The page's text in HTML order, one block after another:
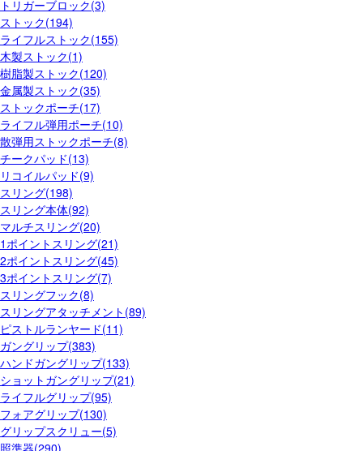
トリガーブロック(3)
ストック(194)
ライフルストック(155)
木製ストック(1)
樹脂製ストック(120)
金属製ストック(35)
ストックポーチ(17)
ライフル弾用ポーチ(10)
散弾用ストックポーチ(8)
チークパッド(13)
リコイルパッド(9)
スリング(198)
スリング本体(92)
マルチスリング(20)
1ポイントスリング(21)
2ポイントスリング(45)
3ポイントスリング(7)
スリングフック(8)
スリングアタッチメント(89)
ピストルランヤード(11)
ガングリップ(383)
ハンドガングリップ(133)
ショットガングリップ(21)
ライフルグリップ(95)
フォアグリップ(130)
グリップスクリュー(5)
照準器(290)